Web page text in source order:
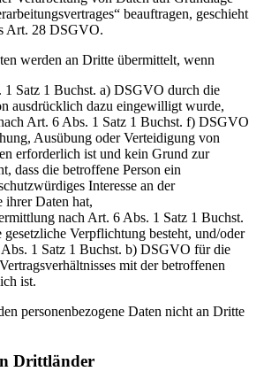
beauftragen, geschieht
Art. 28 DSGVO.
werden an Dritte übermittelt, wenn
1 Satz 1 Buchst. a) DSGVO durch die
ausdrücklich dazu eingewilligt wurde,
Art. 6 Abs. 1 Satz 1 Buchst. f) DSGVO
Ausübung oder Verteidigung von
erforderlich ist und kein Grund zur
dass die betroffene Person ein
Interesse an der
ihrer Daten hat,
nach Art. 6 Abs. 1 Satz 1 Buchst.
Verpflichtung besteht, und/oder
1 Satz 1 Buchst. b) DSGVO für die
mit der betroffenen
ist.
personenbezogene Daten nicht an Dritte
Drittländer